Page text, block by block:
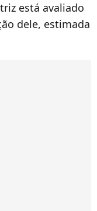
está avaliado
dele, estimada